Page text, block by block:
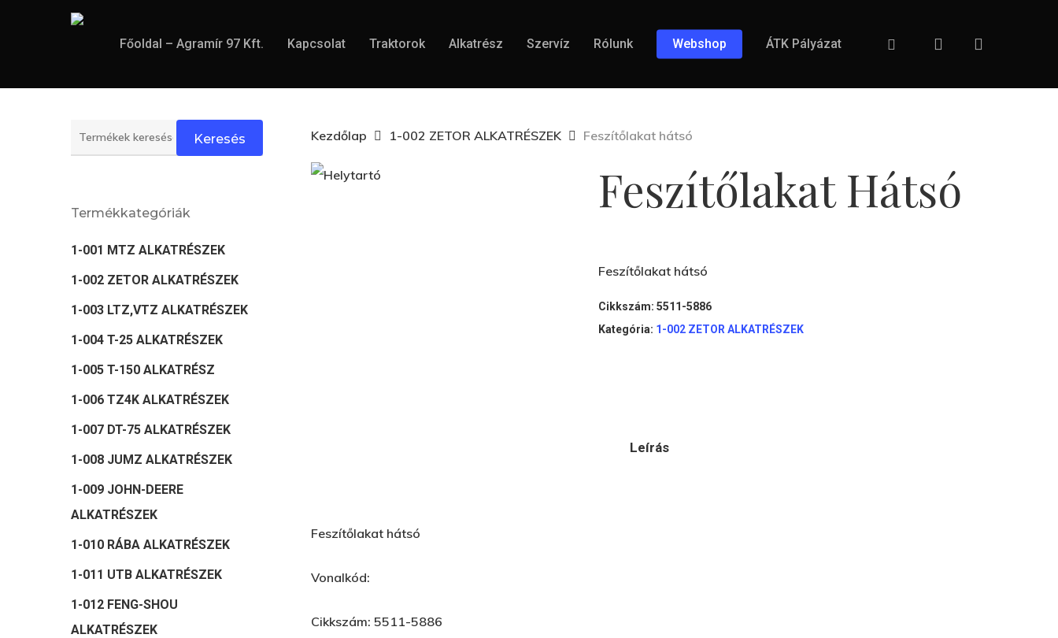
content
Hit enter to search or ESC to close
Főoldal – Agramír 97 Kft. Kapcsolat Traktorok Alkatrész Szervíz Rólunk Webshop ÁTK Pályázat Facebook search
Keresés
a
Keresés
Termékkategóriák
1-001 MTZ ALKATRÉSZEK
1-002 ZETOR ALKATRÉSZEK
1-003 LTZ,VTZ ALKATRÉSZEK
1-004 T-25 ALKATRÉSZEK
1-005 T-150 ALKATRÉSZ
1-006 TZ4K ALKATRÉSZEK
1-007 DT-75 ALKATRÉSZEK
1-008 JUMZ ALKATRÉSZEK
1-009 JOHN-DEERE
ALKATRÉSZEK
1-010 RÁBA ALKATRÉSZEK
1-011 UTB ALKATRÉSZEK
1-012 FENG-SHOU
ALKATRÉSZEK
Kezdőlap 1-002 ZETOR ALKATRÉSZEK Feszítőlakat hátsó
Feszítőlakat Hátsó
Feszítőlakat hátsó
Cikkszám:5511-5886
Kategória: 1-002 ZETOR ALKATRÉSZEK
Leírás
Feszítőlakat hátsó
Vonalkód:
Cikkszám: 5511-5886